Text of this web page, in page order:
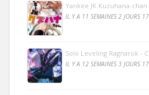
Yankee JK Kuzuhana-
IL Y A 11 SEMAINES 2 JOURS
Solo Leveling Ragnarok -
IL Y A 12 SEMAINES 3 JOURS